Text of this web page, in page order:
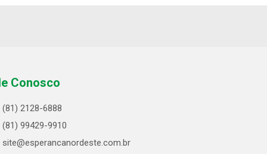
Conosco
(81) 2128-6888
(81) 99429-9910
site@esperancanordeste.com.br